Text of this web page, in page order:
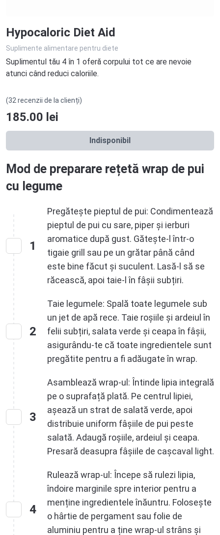
Hypocaloric Diet Aid
Suplimente alimentare pentru diete
Suplimentul tău 4 în 1 oferă corpului tot ce are nevoie
atunci când reduci caloriile.
(32 recenzii de la clienți)
185.00 lei
Indisponibil
Mod de preparare rețetă wrap de pui
cu legume
1
Pregătește pieptul de pui: Condimentează
pieptul de pui cu sare, piper și ierburi
aromatice după gust. Gătește-l într-o
tigaie grill sau pe un grătar până când
este bine făcut și suculent. Lasă-l să se
răcească, apoi taie-l în fâșii subțiri.
2
Taie legumele: Spală toate legumele sub
un jet de apă rece. Taie roșiile și ardeiul în
felii subțiri, salata verde și ceapa în fâșii,
asigurându-te că toate ingredientele sunt
pregătite pentru a fi adăugate în wrap.
3
Asamblează wrap-ul: Întinde lipia integrală
pe o suprafață plată. Pe centrul lipiei,
așează un strat de salată verde, apoi
distribuie uniform fâșiile de pui peste
salată. Adaugă roșiile, ardeiul și ceapa.
Presară deasupra fâșiile de cașcaval light.
4
Rulează wrap-ul: Începe să rulezi lipia,
îndoire marginile spre interior pentru a
menține ingredientele înăuntru. Folosește
o hârtie de pergament sau folie de
aluminiu pentru a ține wrap-ul strâns și